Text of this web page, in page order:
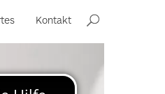
Kontakt